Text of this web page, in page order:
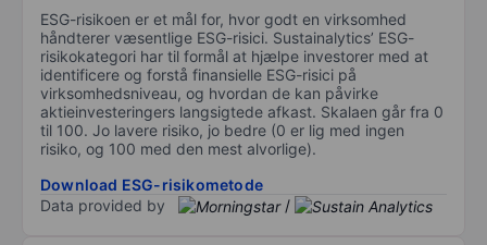
ESG-risikoen er et mål for, hvor godt en virksomhed
håndterer væsentlige ESG-risici. Sustainalytics’ ESG-
risikokategori har til formål at hjælpe investorer med at
identificere og forstå finansielle ESG-risici på
virksomhedsniveau, og hvordan de kan påvirke
aktieinvesteringers langsigtede afkast. Skalaen går fra 0
til 100. Jo lavere risiko, jo bedre (0 er lig med ingen
risiko, og 100 med den mest alvorlige).
Download ESG-risikometode
Data provided by
/